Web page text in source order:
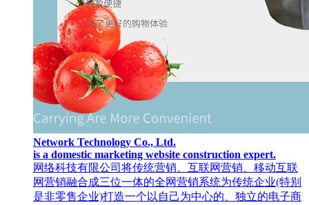
Network Technology Co., Ltd.
is a domestic marketing website construction expert.
网络科技有限公司将传统营销、互联网营销、移动互联
网营销融合成三位一体的全网营销系统为传统企业(特别
是非零售企业)打造一个以自己为中心的、独立的电子商